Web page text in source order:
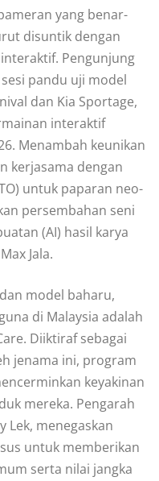
yang benar-
disuntik dengan
Pengunjung
pandu uji model
dan Kia Sportage,
interaktif
Menambah keunikan
kerjasama dengan
untuk paparan neo-
persembahan seni
(AI) hasil karya
Jala.
model baharu,
di Malaysia adalah
Diiktiraf sebagai
jenama ini, program
keyakinan
mereka. Pengarah
Lek, menegaskan
untuk memberikan
serta nilai jangka